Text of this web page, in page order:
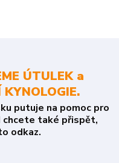
ÚTULEK a
putuje na pomoc pro
chcete také přispět,
odkaz.